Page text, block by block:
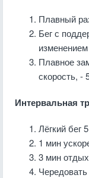
Плавный
Бег с
Плавное
скорость, -
Интервальная
Лёгкий бег
1 мин
3 мин